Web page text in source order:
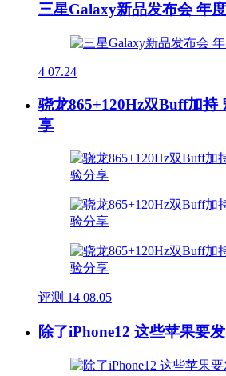
三星Galaxy新品发布会 年
4 07.24
骁龙865+120Hz双Buff加持
享
评测 14 08.05
除了iPhone12 这些苹果要